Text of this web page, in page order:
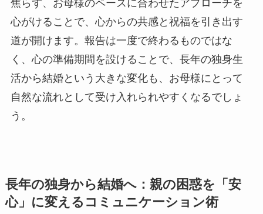
焦らず、お母様のペースに合わせたアプローチを
心がけることで、心からの共感と祝福を引き出す
道が開けます。報告は一度で終わるものではな
く、心の準備期間を設けることで、長年の独身生
活から結婚という大きな変化も、お母様にとって
自然な流れとして受け入れられやすくなるでしょ
う。
長年の独身から結婚へ：親の困惑を「安
心」に変えるコミュニケーション術